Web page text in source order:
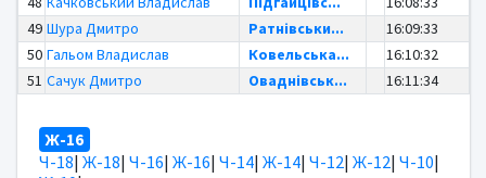
49 Шура Дмитро Ратнівськи...
16:09:33
50 Гальом Владислав Ковельська...
16:10:32
51 Сачук Дмитро Оваднівськ... 16:11:34
Ж-16
Ч-18| Ж-18| Ч-16| Ж-16| Ч-14| Ж-14| Ч-12| Ж-12| Ч-10|